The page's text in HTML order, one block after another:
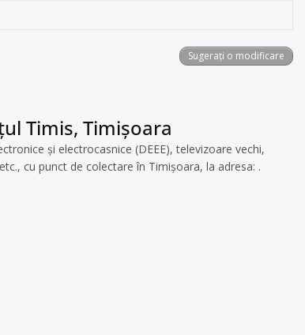
Sugerați o modificare
Timis, Timișoara
și electrocasnice (DEEE), televizoare vechi,
cu punct de colectare în Timișoara, la adresa: .